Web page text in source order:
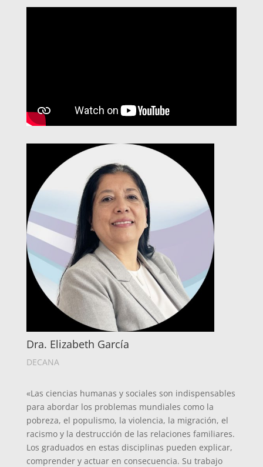
Dra. Elizabeth García
DECANA
«Las ciencias humanas y sociales son indispensables
para abordar los problemas mundiales como la
pobreza, el populismo, la violencia, la migración, el
racismo y la destrucción de las relaciones familiares.
Los graduados en estas disciplinas pueden explicar,
comprender y actuar en consecuencia. Su trabajo